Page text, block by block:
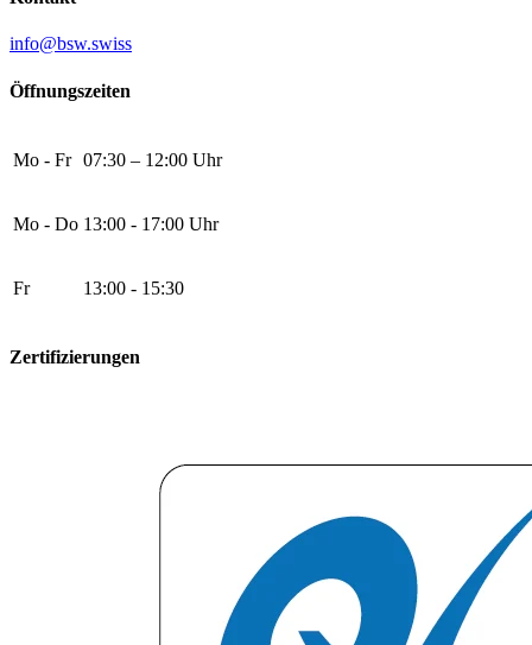
info@bsw.swiss
Öffnungszeiten
Mo - Fr 07:30 – 12:00 Uhr
Mo - Do 13:00 - 17:00 Uhr
Fr 13:00 - 15:30
Zertifizierungen